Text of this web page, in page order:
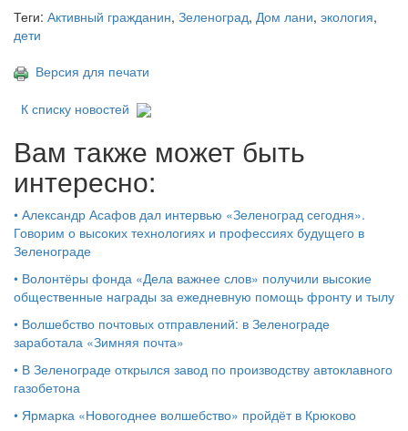
Теги: Активный гражданин, Зеленоград, Дом лани, экология,
дети
Версия для печати
К списку новостей
Вам также может быть
интересно:
• Александр Асафов дал интервью «Зеленоград сегодня».
Говорим о высоких технологиях и профессиях будущего в
Зеленограде
• Волонтёры фонда «Дела важнее слов» получили высокие
общественные награды за ежедневную помощь фронту и тылу
• Волшебство почтовых отправлений: в Зеленограде
заработала «Зимняя почта»
• В Зеленограде открылся завод по производству автоклавного
газобетона
• Ярмарка «Новогоднее волшебство» пройдёт в Крюково